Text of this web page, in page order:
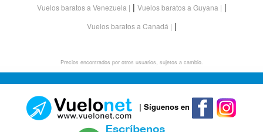
Vuelos baratos a Venezuela | Vuelos baratos a Guyana |
Vuelos baratos a Canadá |
Precios encontrados por otros usuarios, sujetos a cambio.
| Síguenos en